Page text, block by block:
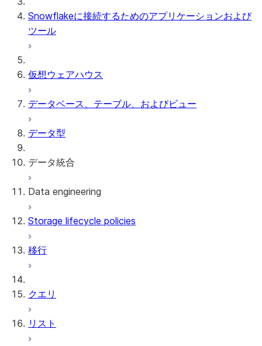
Snowflakeに接続するためのアプリケーションおよび
ツール
仮想ウェアハウス
データベース、テーブル、およびビュー
データ型
データ統合
Snowflake Openflow
Apache Iceberg™
Data engineering
データのロード
DCM Projects
Storage lifecycle policies
移行
クエリ
リスト